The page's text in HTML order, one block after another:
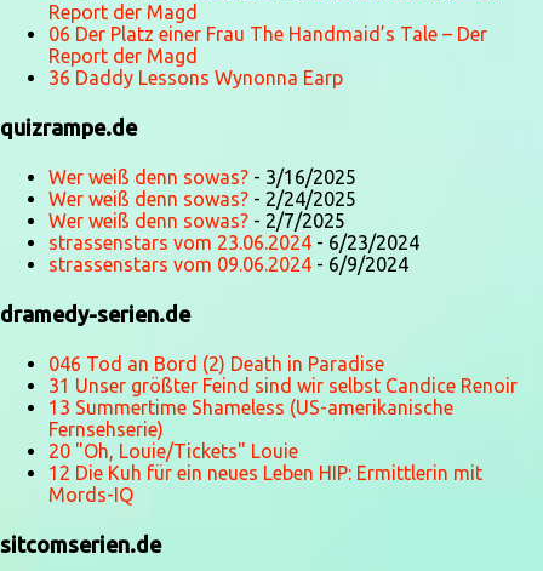
Report der Magd
06 Der Platz einer Frau The Handmaid’s Tale – Der
Report der Magd
36 Daddy Lessons Wynonna Earp
quizrampe.de
Wer weiß denn sowas? - 3/16/2025
Wer weiß denn sowas? - 2/24/2025
Wer weiß denn sowas? - 2/7/2025
strassenstars vom 23.06.2024 - 6/23/2024
strassenstars vom 09.06.2024 - 6/9/2024
dramedy-serien.de
046 Tod an Bord (2) Death in Paradise
31 Unser größter Feind sind wir selbst Candice Renoir
13 Summertime Shameless (US-amerikanische
Fernsehserie)
20 "Oh, Louie/Tickets" Louie
12 Die Kuh für ein neues Leben HIP: Ermittlerin mit
Mords-IQ
sitcomserien.de